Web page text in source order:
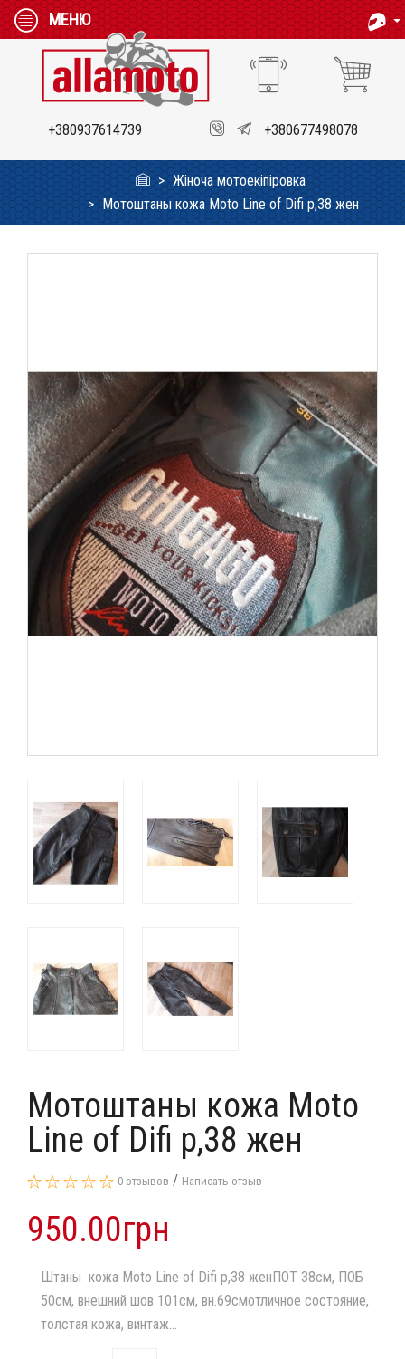
МЕНЮ
+380937614739 +380677498078
Жіноча мотоекіпіровка
Мотоштаны кожа Moto Line of Difi p,38 жен
Мотоштаны кожа Moto
Line of Difi p,38 жен
0 отзывов / Написать отзыв
950.00грн
Штаны кожа Moto Line of Difi p,38 женПОТ 38см, ПОБ
50см, внешний шов 101см, вн.69смотличное состояние,
толстая кожа, винтаж...